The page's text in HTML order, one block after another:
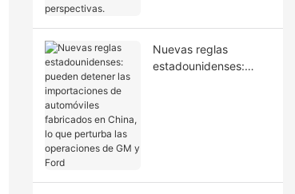
Nuevas reglas
estadounidenses:
Ford